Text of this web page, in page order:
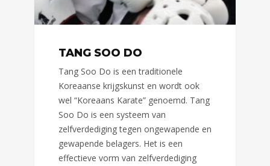
TANG SOO DO
Tang Soo Do is een traditionele
Koreaanse krijgskunst en wordt ook
wel “Koreaans Karate” genoemd. Tang
Soo Do is een systeem van
zelfverdediging tegen ongewapende en
gewapende belagers. Het is een
effectieve vorm van zelfverdediging